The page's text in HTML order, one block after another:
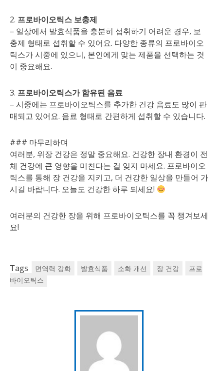
2. 프로바이오틱스 보충제
– 일상에서 발효식품을 충분히 섭취하기 어려운 경우, 보
충제 형태로 섭취할 수 있어요. 다양한 종류의 프로바이오
틱스가 시중에 있으니, 본인에게 맞는 제품을 선택하는 것
이 중요해요.
3. 프로바이오틱스가 함유된 음료
– 시중에는 프로바이오틱스를 추가한 건강 음료도 많이 판
매되고 있어요. 음료 형태로 간편하게 섭취할 수 있습니다.
### 마무리하며
여러분, 위장 건강은 정말 중요해요. 건강한 장내 환경이 전
체 건강에 큰 영향을 미친다는 걸 잊지 마세요. 프로바이오
틱스를 통해 장 건강을 지키고, 더 건강한 일상을 만들어 가
시길 바랍니다. 오늘도 건강한 하루 되세요!
여러분의 건강한 장을 위해 프로바이오틱스를 꼭 챙겨보세
요!
Tags 면역력 강화 발효식품 소화 개선 장 건강
프로
바이오틱스